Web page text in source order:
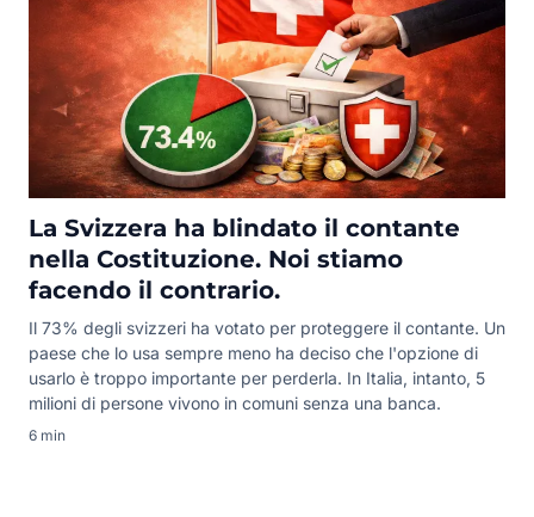
La Svizzera ha blindato il contante
nella Costituzione. Noi stiamo
facendo il contrario.
Il 73% degli svizzeri ha votato per proteggere il contante. Un
paese che lo usa sempre meno ha deciso che l'opzione di
usarlo è troppo importante per perderla. In Italia, intanto, 5
milioni di persone vivono in comuni senza una banca.
6 min